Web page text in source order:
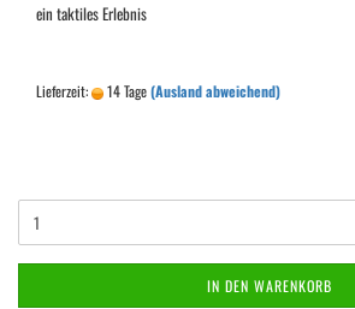
ein taktiles Erlebnis
Lieferzeit: 14 Tage(Ausland abweichend)
IN DEN WARENKORB